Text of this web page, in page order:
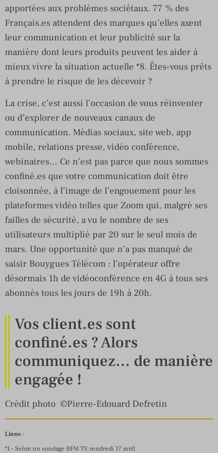
apportées aux problèmes sociétaux. 77 % des
Français.es attendent des marques qu’elles axent
leur communication et leur publicité sur la
manière dont leurs produits peuvent les aider à
mieux vivre la situation actuelle *8. Êtes-vous prêts
à prendre le risque de les décevoir ?
La crise, c’est aussi l’occasion de vous réinventer
ou d’explorer de nouveaux canaux de
communication. Médias sociaux, site web, app
mobile, relations presse, vidéo conférence,
webinaires… Ce n’est pas parce que nous sommes
confiné.es que votre communication doit être
cloisonnée, à l’image de l’engouement pour les
plateformes vidéo telles que Zoom qui, malgré ses
failles de sécurité, a vu le nombre de ses
utilisateurs multiplié par 20 sur le seul mois de
mars. Une opportunité que n’a pas manqué de
saisir Bouygues Télécom : l’opérateur offre
désormais 1h de vidéoconférence en 4G à tous ses
abonnés tous les jours de 19h à 20h.
Vos client.es sont
confiné.es ? Alors
communiquez… de manière
engagée !
Crédit photo ©Pierre-Edouard Defretin
Liens :
*1 – Selon un sondage BFM TV, vendredi 17 avril